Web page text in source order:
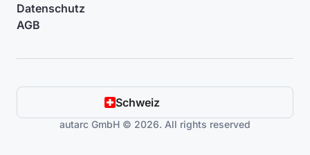
Datenschutz
AGB
Schweiz
autarc GmbH © 2026. All rights reserved